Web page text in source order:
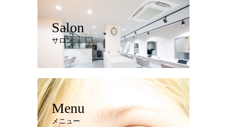
Salon
サロン
Menu
メニュー